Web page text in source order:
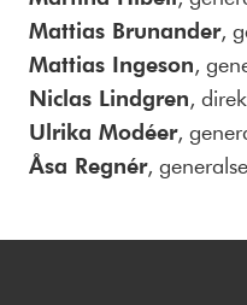
Mattias Brunander,
Mattias Ingeson,
Niclas Lindgren,
Ulrika Modéer,
Åsa Regnér,